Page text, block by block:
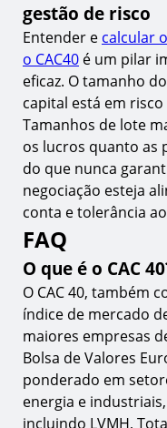
gestão de risco
Entender e calcular
o CAC40 é um pilar
eficaz. O tamanho
capital está em
Tamanhos de lote
os lucros quanto as
do que nunca
negociação esteja
conta e tolerância
FAQ
O que é o CAC
O CAC 40, também
índice de mercado
maiores empresas
Bolsa de Valores
ponderado em
energia e
incluindo LVMH,